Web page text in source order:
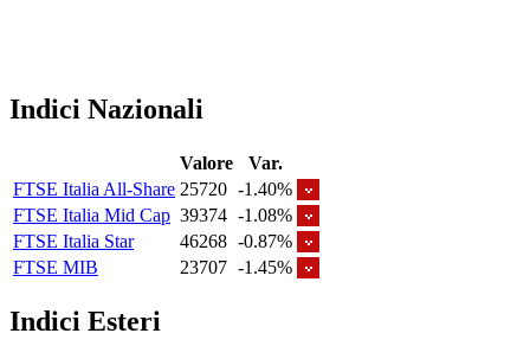
Indici Nazionali
Valore
Var.
FTSE Italia All-Share 25720 -1.40%
FTSE Italia Mid Cap 39374 -1.08%
FTSE Italia Star
46268 -0.87%
FTSE MIB
23707 -1.45%
Indici Esteri